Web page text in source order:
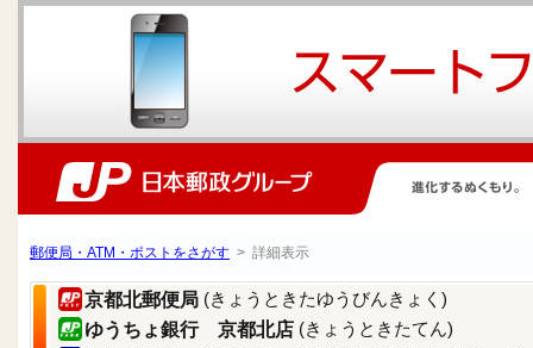
郵便局・ATM・ポストをさがす > 詳細表示
京都北郵便局 (きょうときたゆうびんきょく)
ゆうちょ銀行 京都北店 (きょうときたてん)